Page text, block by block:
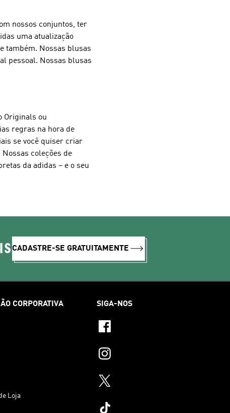
nossos conjuntos, ter
uma atualização
também. Nossas blusas
pessoal. Nossas blusas
Originals ou
regras na hora de
se você quiser criar
coleções de
da adidas – e o seu
CADASTRE-SE GRATUITAMENTE
CORPORATIVA
Loja
SIGA-NOS